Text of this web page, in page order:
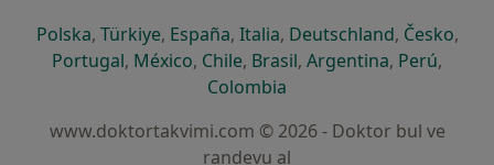
Polskayeni bir sekmede açılır
, Türkiyeyeni bir sekmede açılır
, Españayeni bir sekmede açılır
, Italiayeni bir sekmede açılır
, Deutschlandyeni bir
, Českoyeni
,
Portugalyeni bir sekmede açılır
, Méxicoyeni bir sekmede açılır
, Chileyeni bir sekmede açılır
, Brasilyeni bir sekmede açılır
, Argentinayeni bir
, Perúyeni
,
Colombia
www.doktortakvimi.com © 2026 - Doktor bul ve
randevu al